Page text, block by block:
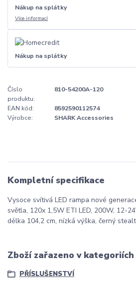
Nákup na splátky
Více informací
Nákup na splátky
Číslo
produktu:
810-54200A-120
EAN kód:
8592590112574
Výrobce:
SHARK Accessories
Kompletní specifikace
Vysoce svítivá LED rampa nové
světla, 120x 1,5W ETI LED, 200W, 12-
délka 104,2 cm, nízká výška, černý
Zboží zařazeno v kategoriích
PŘÍSLUŠENSTVÍ